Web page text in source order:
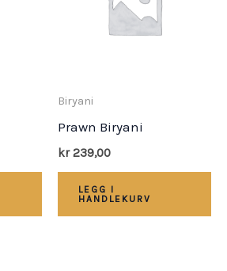
Biryani
Prawn Biryani
kr239,00
LEGG I
HANDLEKURV